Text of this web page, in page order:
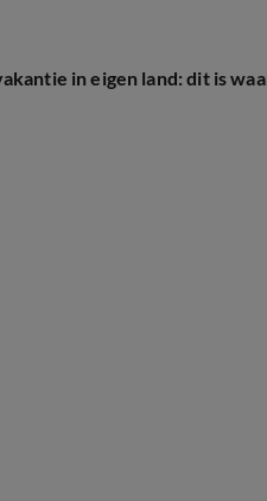
in eigen land: dit is